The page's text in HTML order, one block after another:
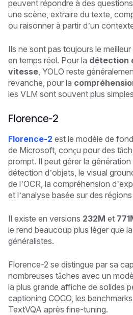
peuvent répondre à des
une scène, extraire du texte,
ou raisonner à partir d’un
Ils ne sont pas toujours le
en temps réel. Pour la détection
vitesse , YOLO reste
revanche, pour la
les VLM sont souvent plus
Florence-2
Florence-2 est le modèle de
de Microsoft, conçu pour des
prompt. Il peut gérer la génération
détection d’objets, le visual
de l’OCR, la compréhension
et l’analyse basée sur des régions
Il existe en versions 232M et
le rend beaucoup plus léger que
généralistes.
Florence-2 se distingue par sa
nombreuses tâches avec un
la plus grande affiche de solides
captioning COCO, les
TextVQA après fine-tuning.